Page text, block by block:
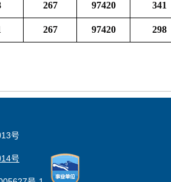
267 97420 341
267 97420 298
号
号